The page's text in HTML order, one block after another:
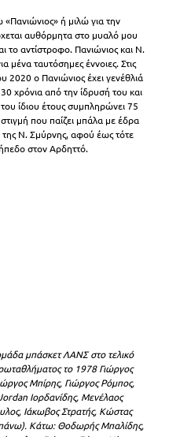
ή μιλώ για την
αυθόρμητα στο μυαλό μου
το αντίστροφο. Πανιώνιος και Ν.
μένα ταυτόσημες έννοιες. Στις
2020 ο Πανιώνιος έχει γενέθλιά
χρόνια από την ίδρυσή του και
ίδιου έτους συμπληρώνει 75
που παίζει μπάλα με έδρα
της Ν. Σμύρνης, αφού έως τότε
στον Αρδηττό.
μπάσκετ ΛΑΝΣ στο τελικό
το 1978 Γιώργος
Μπίρης, Γιώργος Ρόμπος,
Ιορδανίδης, Μενέλαος
Ιάκωβος Στρατής, Κώστας
Κάτω: Θοδωρής Μπαλίδης,